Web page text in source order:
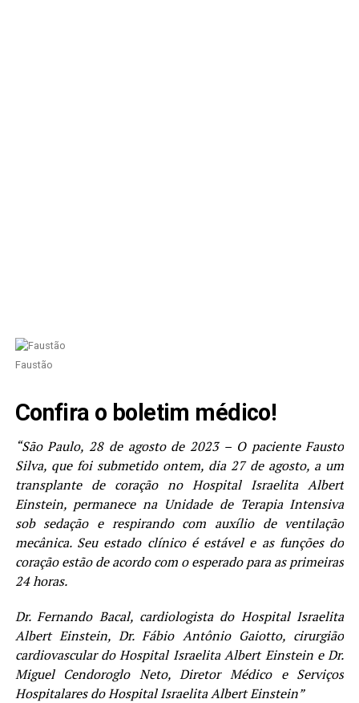
Faustão
Confira o boletim médico!
“São Paulo, 28 de agosto de 2023 – O paciente Fausto
Silva, que foi submetido ontem, dia 27 de agosto, a um
transplante de coração no Hospital Israelita Albert
Einstein, permanece na Unidade de Terapia Intensiva
sob sedação e respirando com auxílio de ventilação
mecânica. Seu estado clínico é estável e as funções do
coração estão de acordo com o esperado para as primeiras
24 horas.
Dr. Fernando Bacal, cardiologista do Hospital Israelita
Albert Einstein, Dr. Fábio Antônio Gaiotto, cirurgião
cardiovascular do Hospital Israelita Albert Einstein e Dr.
Miguel Cendoroglo Neto, Diretor Médico e Serviços
Hospitalares do Hospital Israelita Albert Einstein”